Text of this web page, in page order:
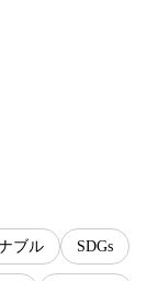
ブル SDGs